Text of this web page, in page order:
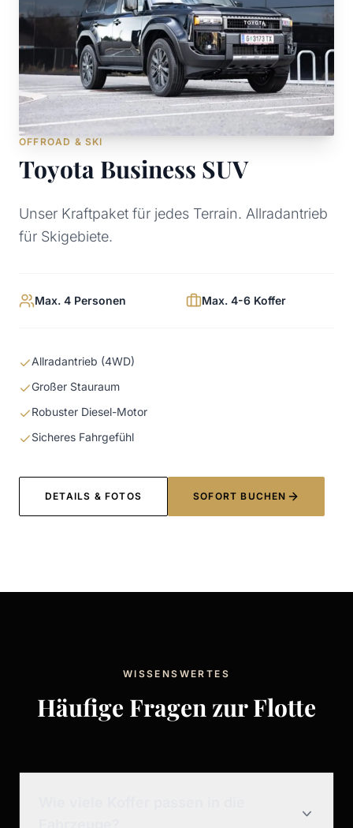
OFFROAD & SKI
Toyota Business SUV
Unser Kraftpaket für jedes Terrain. Allradantrieb
für Skigebiete.
Max. 4 Personen Max. 4-6 Koffer
Allradantrieb (4WD)
Großer Stauraum
Robuster Diesel-Motor
Sicheres Fahrgefühl
DETAILS & FOTOS SOFORT BUCHEN
WISSENSWERTES
Häufige Fragen zur Flotte